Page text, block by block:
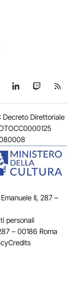
Telegram
su TikTok
Seguici su
Seguici
Decreto Direttoriale
II, 287 –
personali
– 00186 Roma
Credits